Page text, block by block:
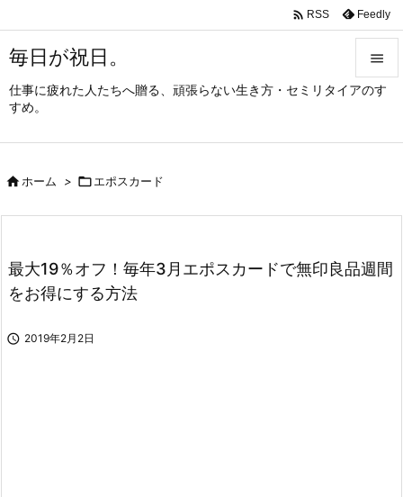
毎日が祝日。
仕事に疲れた人たちへ贈る、頑張らない生き方・セミリタイアのす
すめ。




 RSS Feedly
ホーム > エポスカード
最大19％オフ！毎年3月エポスカードで無印良品週間
をお得にする方法
 2019年2月2日